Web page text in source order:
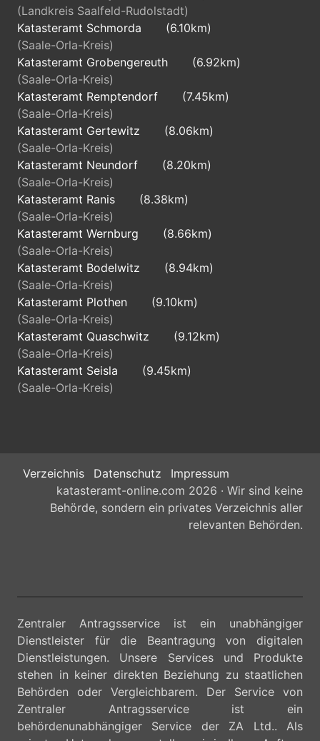
(Landkreis Saalfeld-Rudolstadt)
Katasteramt Schmorda
(6.10km)
(Saale-Orla-Kreis)
Katasteramt Grobengereuth
(6.92km)
(Saale-Orla-Kreis)
Katasteramt Remptendorf
(7.45km)
(Saale-Orla-Kreis)
Katasteramt Gertewitz
(8.06km)
(Saale-Orla-Kreis)
Katasteramt Neundorf
(8.20km)
(Saale-Orla-Kreis)
Katasteramt Ranis
(8.38km)
(Saale-Orla-Kreis)
Katasteramt Wernburg
(8.66km)
(Saale-Orla-Kreis)
Katasteramt Bodelwitz
(8.94km)
(Saale-Orla-Kreis)
Katasteramt Plothen
(9.10km)
(Saale-Orla-Kreis)
Katasteramt Quaschwitz
(9.12km)
(Saale-Orla-Kreis)
Katasteramt Seisla
(9.45km)
(Saale-Orla-Kreis)
Verzeichnis Datenschutz
Impressum
katasteramt-online.com 2026 · Wir sind keine
Behörde, sondern ein privates Verzeichnis aller
relevanten Behörden.
Zentraler Antragsservice ist ein unabhängiger
Dienstleister für die Beantragung von digitalen
Dienstleistungen. Unsere Services und Produkte
stehen in keiner direkten Beziehung zu staatlichen
Behörden oder Vergleichbarem. Der Service von
Zentraler Antragsservice ist ein
behördenunabhängiger Service der ZA Ltd.. Als